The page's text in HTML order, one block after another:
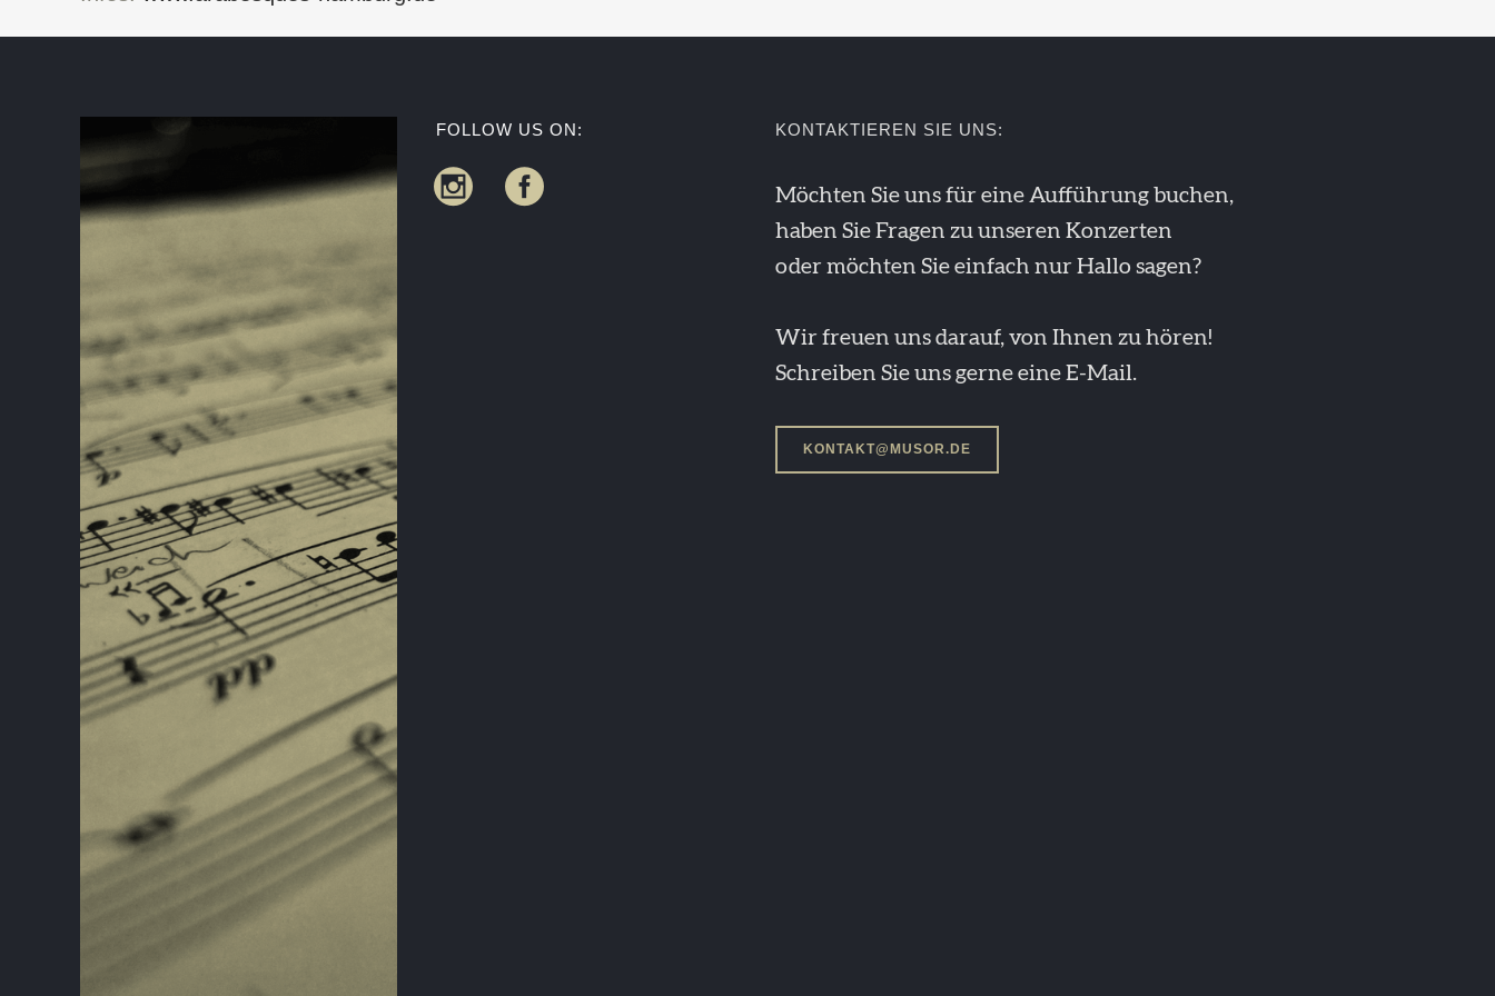
FOLLOW US ON: KONTAKTIEREN SIE UNS:
Möchten Sie uns für eine Aufführung buchen,
haben Sie Fragen zu unseren Konzerten
oder möchten Sie einfach nur Hallo sagen?
Wir freuen uns darauf, von Ihnen zu hören!
Schreiben Sie uns gerne eine E-Mail.
KONTAKT@MUSOR.DE